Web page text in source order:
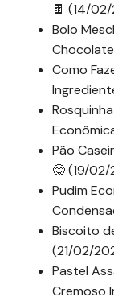
🍫 (14/
Bolo
Como
Pão
😋 (19/
Pudim
Biscoito
(21/02/
Pastel
Cremoso